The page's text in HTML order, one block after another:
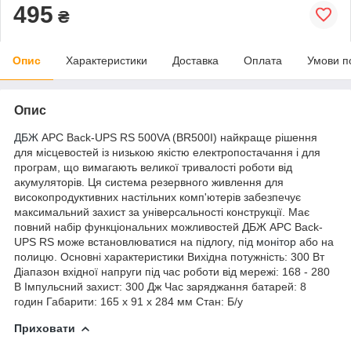
495 ₴
Опис Характеристики Доставка Оплата Умови
Опис
ДБЖ APC Back-UPS RS 500VA (BR500I) найкраще рішення
для місцевостей із низькою якістю електропостачання і для
програм, що вимагають великої тривалості роботи від
акумуляторів. Ця система резервного живлення для
високопродуктивних настільних комп'ютерів забезпечує
максимальний захист за універсальності конструкції. Має
повний набір функціональних можливостей ДБЖ APC Back-
UPS RS може встановлюватися на підлогу, під монітор або на
полицю. Основні характеристики Вихідна потужність: 300 Вт
Діапазон вхідної напруги під час роботи від мережі: 168 - 280
В Імпульсний захист: 300 Дж Час заряджання батарей: 8
годин Габарити: 165 х 91 х 284 мм Стан: Б/у
Приховати